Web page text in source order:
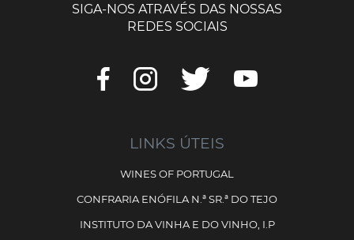
SIGA-NOS ATRAVÉS DAS NOSSAS
REDES SOCIAIS
LINKS ÚTEIS
WINES OF PORTUGAL
CONFRARIA ENÓFILA N.ª SR.ª DO TEJO
INSTITUTO DA VINHA E DO VINHO, I.P